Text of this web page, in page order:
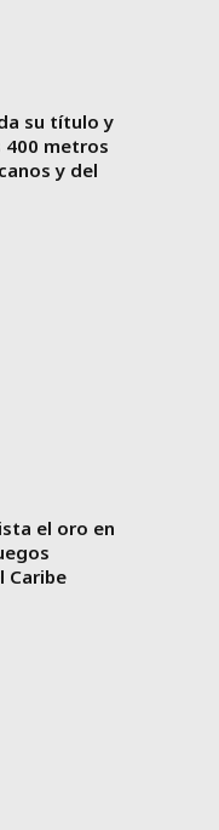
su título y
400 metros
y del
el oro en
Caribe